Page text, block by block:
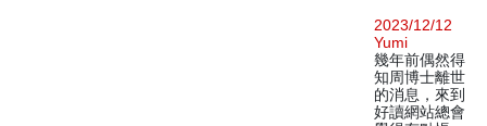
2023/12/12
Yumi
幾年前偶然得
知周博士離世
的消息，來到
好讀網站總會